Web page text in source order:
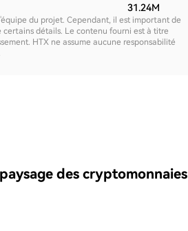
31.24M
du projet. Cependant, il est important de
détails. Le contenu fourni est à titre
HTX ne assume aucune responsabilité
des cryptomonnaies